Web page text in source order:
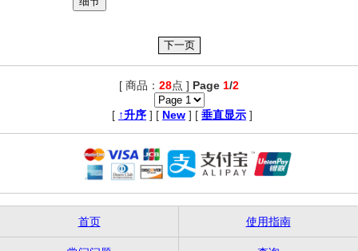
[ 商品： 28点 ] Page 1/2
[ ↑升序 ] [ New ] [ 垂直显示 ]
首页 使用指南